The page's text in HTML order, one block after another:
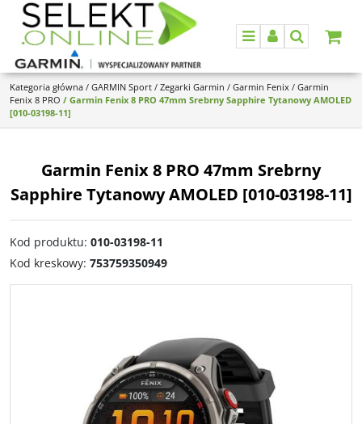
MenuPanelSzukaj
Kategoria główna / GARMIN Sport / Zegarki Garmin / Garmin Fenix / Garmin
Fenix 8 PRO / Garmin Fenix 8 PRO 47mm Srebrny Sapphire Tytanowy AMOLED
[010-03198-11]
Garmin Fenix 8 PRO 47mm Srebrny
Sapphire Tytanowy AMOLED [010-03198-11]
Kod produktu: 010-03198-11
Kod kreskowy: 753759350949